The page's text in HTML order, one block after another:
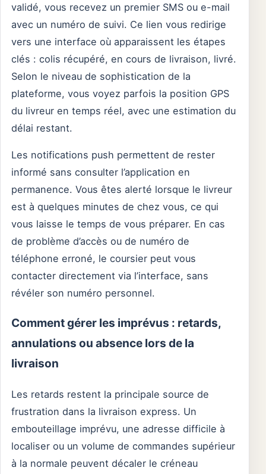
validé, vous recevez un premier SMS ou e-mail
avec un numéro de suivi. Ce lien vous redirige
vers une interface où apparaissent les étapes
clés : colis récupéré, en cours de livraison, livré.
Selon le niveau de sophistication de la
plateforme, vous voyez parfois la position GPS
du livreur en temps réel, avec une estimation du
délai restant.
Les notifications push permettent de rester
informé sans consulter l’application en
permanence. Vous êtes alerté lorsque le livreur
est à quelques minutes de chez vous, ce qui
vous laisse le temps de vous préparer. En cas
de problème d’accès ou de numéro de
téléphone erroné, le coursier peut vous
contacter directement via l’interface, sans
révéler son numéro personnel.
Comment gérer les imprévus : retards,
annulations ou absence lors de la
livraison
Les retards restent la principale source de
frustration dans la livraison express. Un
embouteillage imprévu, une adresse difficile à
localiser ou un volume de commandes supérieur
à la normale peuvent décaler le créneau